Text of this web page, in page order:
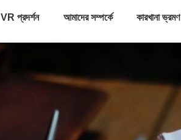
VR প্রদর্শন আমাদের সম্পর্কে কারখানা ভ্রমণ